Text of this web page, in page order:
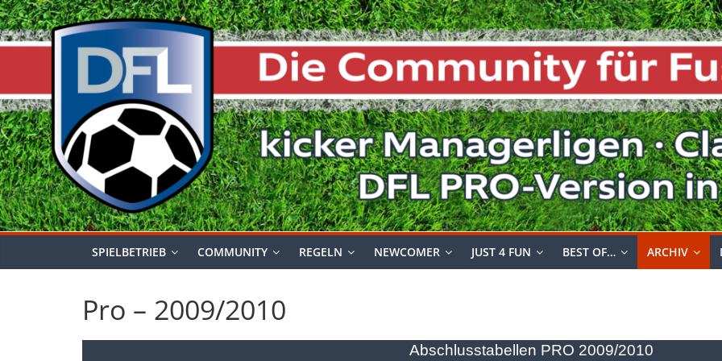
Zum
Inhalt
springen
SPIELBETRIEB COMMUNITY REGELN NEWCOMER JUST 4 FUN BEST OF… ARCHIV
Pro – 2009/2010